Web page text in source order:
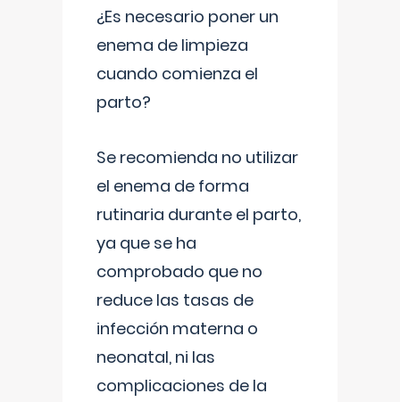
¿Es necesario poner un
enema de limpieza
cuando comienza el
parto?
Se recomienda no utilizar
el enema de forma
rutinaria durante el parto,
ya que se ha
comprobado que no
reduce las tasas de
infección materna o
neonatal, ni las
complicaciones de la